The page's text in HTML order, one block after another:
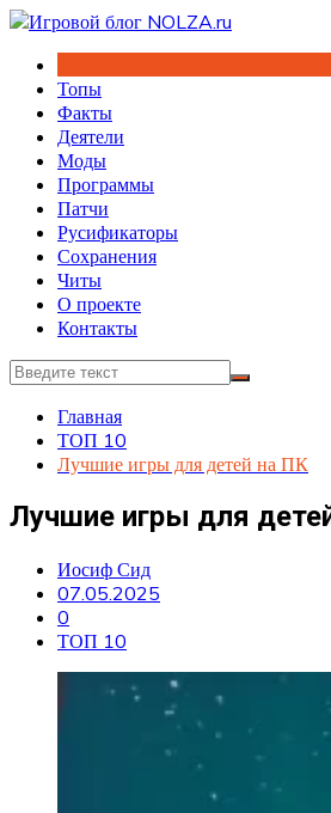
Перейти
содержимому
Топы
Факты
Деятели
Моды
Программы
Патчи
Русификаторы
Сохранения
Читы
О проекте
Контакты
Главная
ТОП 10
Лучшие игры для детей на ПК
Лучшие игры для
Иосиф Сид
07.05.2025
0
ТОП 10